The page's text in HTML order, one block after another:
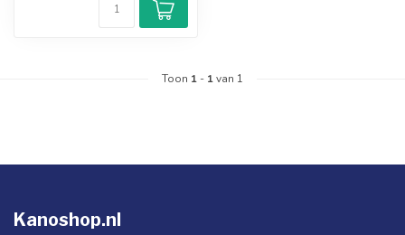
Toon 1 - 1van 1
Kanoshop.nl